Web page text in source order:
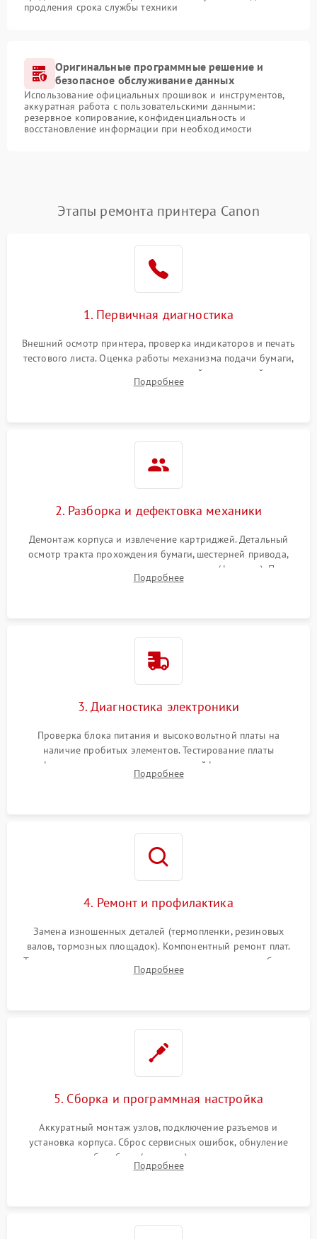
продления срока службы техники
Оригинальные программные решение и
безопасное обслуживание данных
Использование официальных прошивок и инструментов,
аккуратная работа с пользовательскими данными:
резервное копирование, конфиденциальность и
восстановление информации при необходимости
Этапы ремонта принтера Canon
1. Первичная диагностика
Внешний осмотр принтера, проверка индикаторов и печать
тестового листа. Оценка работы механизма подачи бумаги,
выявление посторонних шумов, замятий и первичный анализ
дефектов печати (полосы, фон, пробелы).
Подробнее
2. Разборка и дефектовка механики
Демонтаж корпуса и извлечение картриджей. Детальный
осмотр тракта прохождения бумаги, шестерней привода,
роликов захвата и узла термозакрепления (фьюзера). Поиск
физического износа и повреждений деталей.
Подробнее
3. Диагностика электроники
Проверка блока питания и высоковольтной платы на
наличие пробитых элементов. Тестирование платы
форматирования, целостности шлейфов, контактов
картриджа и оптопар (датчиков прохождения и наличия
Подробнее
4. Ремонт и профилактика
Замена изношенных деталей (термопленки, резиновых
валов, тормозных площадок). Компонентный ремонт плат.
Тщательная очистка тракта печати, контактов и линз блока
лазера (LSU) от просыпанного тонера и пыли.
Подробнее
5. Сборка и программная настройка
Аккуратный монтаж узлов, подключение разъемов и
установка корпуса. Сброс сервисных ошибок, обнуление
счетчиков абсорбера (памперса) или узла переноса,
обновление прошивки и программная калибровка аппарата.
Подробнее